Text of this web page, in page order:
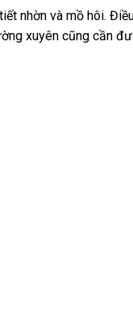
nhờn và mồ hôi.
xuyên cũng cần